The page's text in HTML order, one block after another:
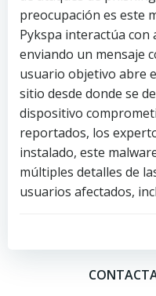
preocupación es este
Pykspa interactúa con
enviando un mensaje
usuario objetivo abre
sitio desde donde se
dispositivo
reportados, los
instalado, este
múltiples detalles de
usuarios afectados,